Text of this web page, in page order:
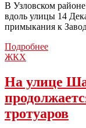
В Узловском
вдоль улицы 14
примыкания к
ПодробнееВ
БКАД
дороги
ЖКХ
На улице
тротуаров